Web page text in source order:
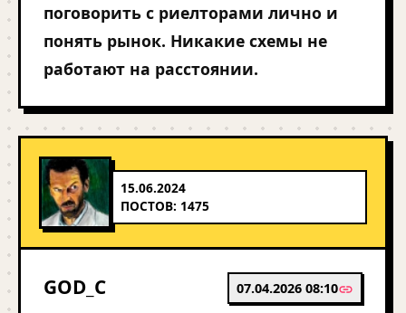
поговорить с риелторами лично и
понять рынок. Никакие схемы не
работают на расстоянии.
15.06.2024
ПОСТОВ: 1475
GOD_C 07.04.2026 08:10